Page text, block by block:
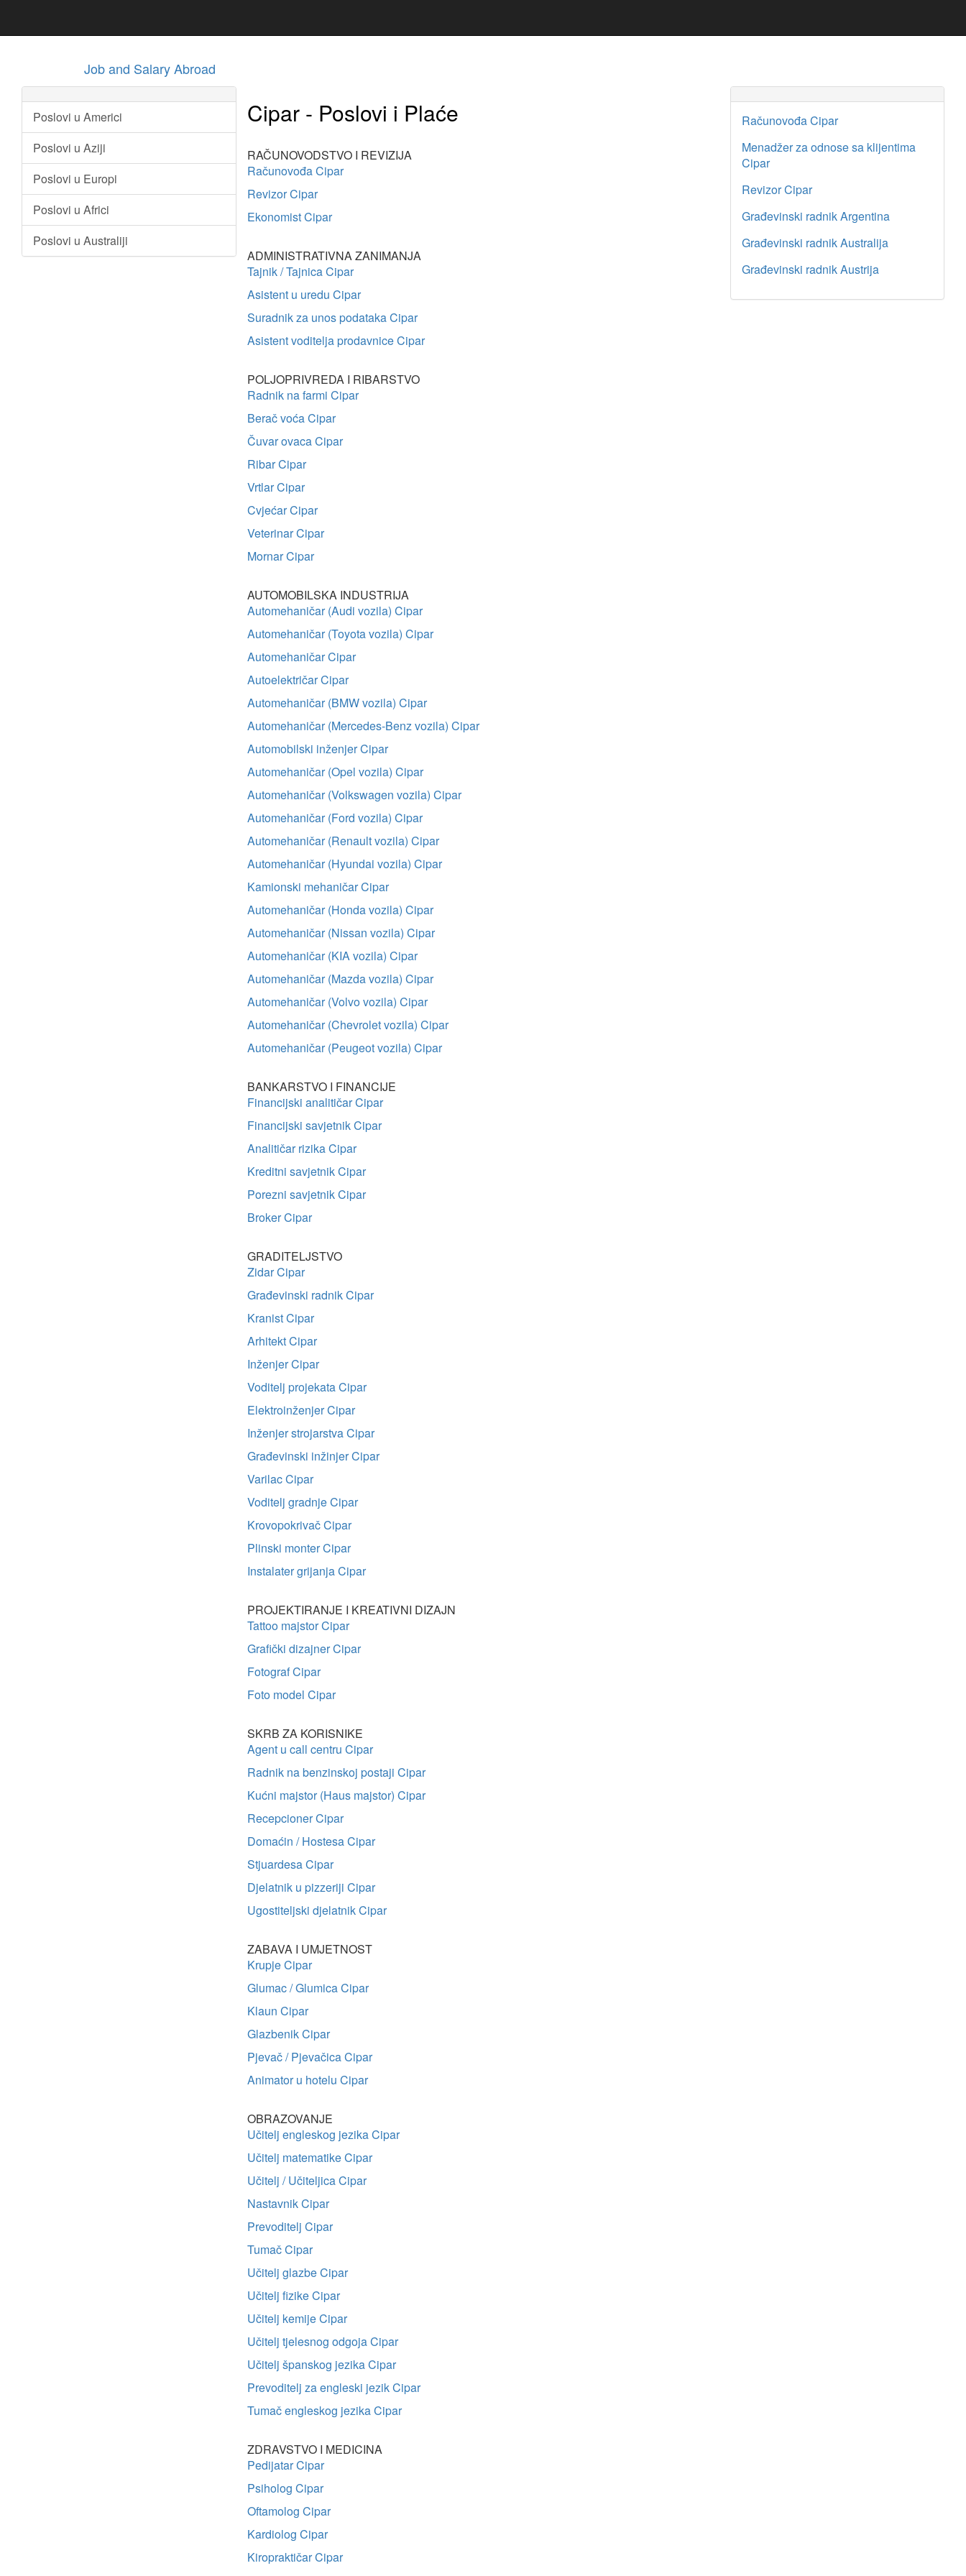
Job and Salary Abroad
Poslovi u Americi
Poslovi u Aziji
Poslovi u Europi
Poslovi u Africi
Poslovi u Australiji
Cipar - Poslovi i Plaće
RAČUNOVODSTVO I REVIZIJA
Računovođa Cipar
Revizor Cipar
Ekonomist Cipar
ADMINISTRATIVNA ZANIMANJA
Tajnik / Tajnica Cipar
Asistent u uredu Cipar
Suradnik za unos podataka Cipar
Asistent voditelja prodavnice Cipar
POLJOPRIVREDA I RIBARSTVO
Radnik na farmi Cipar
Berač voća Cipar
Čuvar ovaca Cipar
Ribar Cipar
Vrtlar Cipar
Cvjećar Cipar
Veterinar Cipar
Mornar Cipar
AUTOMOBILSKA INDUSTRIJA
Automehaničar (Audi vozila) Cipar
Automehaničar (Toyota vozila) Cipar
Automehaničar Cipar
Autoelektričar Cipar
Automehaničar (BMW vozila) Cipar
Automehaničar (Mercedes-Benz vozila) Cipar
Automobilski inženjer Cipar
Automehaničar (Opel vozila) Cipar
Automehaničar (Volkswagen vozila) Cipar
Automehaničar (Ford vozila) Cipar
Automehaničar (Renault vozila) Cipar
Automehaničar (Hyundai vozila) Cipar
Kamionski mehaničar Cipar
Automehaničar (Honda vozila) Cipar
Automehaničar (Nissan vozila) Cipar
Automehaničar (KIA vozila) Cipar
Automehaničar (Mazda vozila) Cipar
Automehaničar (Volvo vozila) Cipar
Automehaničar (Chevrolet vozila) Cipar
Automehaničar (Peugeot vozila) Cipar
BANKARSTVO I FINANCIJE
Financijski analitičar Cipar
Financijski savjetnik Cipar
Analitičar rizika Cipar
Kreditni savjetnik Cipar
Porezni savjetnik Cipar
Broker Cipar
GRADITELJSTVO
Zidar Cipar
Građevinski radnik Cipar
Kranist Cipar
Arhitekt Cipar
Inženjer Cipar
Voditelj projekata Cipar
Elektroinženjer Cipar
Inženjer strojarstva Cipar
Građevinski inžinjer Cipar
Varilac Cipar
Voditelj gradnje Cipar
Krovopokrivač Cipar
Plinski monter Cipar
Instalater grijanja Cipar
PROJEKTIRANJE I KREATIVNI DIZAJN
Tattoo majstor Cipar
Grafički dizajner Cipar
Fotograf Cipar
Foto model Cipar
SKRB ZA KORISNIKE
Agent u call centru Cipar
Radnik na benzinskoj postaji Cipar
Kućni majstor (Haus majstor) Cipar
Recepcioner Cipar
Domaćin / Hostesa Cipar
Stjuardesa Cipar
Djelatnik u pizzeriji Cipar
Ugostiteljski djelatnik Cipar
ZABAVA I UMJETNOST
Krupje Cipar
Glumac / Glumica Cipar
Klaun Cipar
Glazbenik Cipar
Pjevač / Pjevačica Cipar
Animator u hotelu Cipar
OBRAZOVANJE
Učitelj engleskog jezika Cipar
Učitelj matematike Cipar
Učitelj / Učiteljica Cipar
Nastavnik Cipar
Prevoditelj Cipar
Tumač Cipar
Učitelj glazbe Cipar
Učitelj fizike Cipar
Učitelj kemije Cipar
Učitelj tjelesnog odgoja Cipar
Učitelj španskog jezika Cipar
Prevoditelj za engleski jezik Cipar
Tumač engleskog jezika Cipar
ZDRAVSTVO I MEDICINA
Pedijatar Cipar
Psiholog Cipar
Oftamolog Cipar
Kardiolog Cipar
Kiropraktičar Cipar
Računovođa Cipar
Menadžer za odnose sa klijentima
Cipar
Revizor Cipar
Građevinski radnik Argentina
Građevinski radnik Australija
Građevinski radnik Austrija